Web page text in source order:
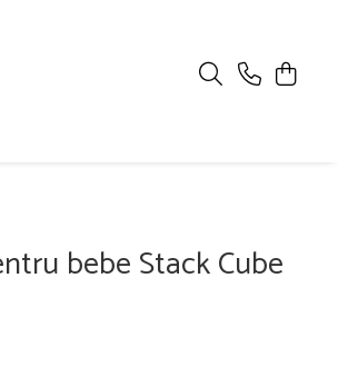
bebe Stack Cube